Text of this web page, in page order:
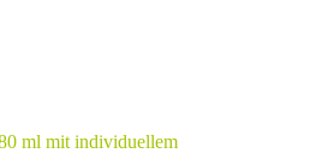
ml mit individuellem